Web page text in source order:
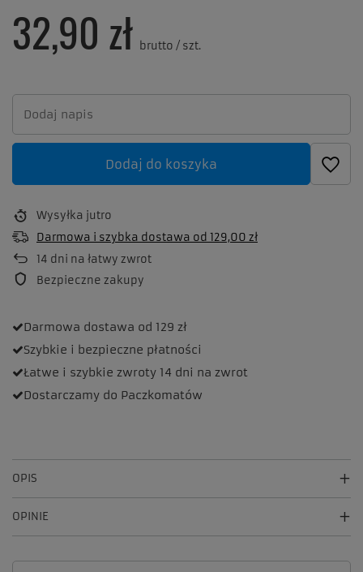
32,90 zł brutto / szt.
Dodaj do koszyka
Wysyłka jutro
Darmowa i szybka dostawa od 129,00 zł
14 dni na łatwy zwrot
Bezpieczne zakupy
Darmowa dostawa od 129 zł
Szybkie i bezpieczne płatności
Łatwe i szybkie zwroty 14 dni na zwrot
Dostarczamy do Paczkomatów
OPIS
OPINIE